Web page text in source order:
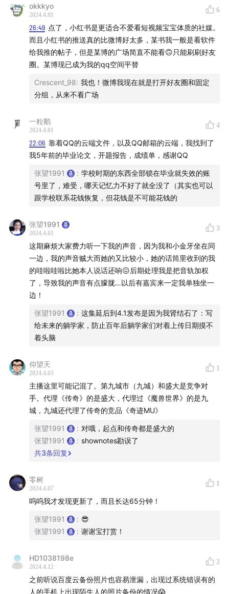
道德问题。我们仨会如何选择处理自己的数字遗产？感兴
趣的话就听下去吧～
从聊天室、在线论坛到人人网：那些承载着我们记
忆的网站终将一一逝去
经典论坛模版之一Discuz!
早期网游的页面可能很简陋，但玩家的想象力是无
*老张勘误自己：第一个3D网游是95年的Meridian 59，
而99年的无尽的任务/EQ和00年的梦幻之星OL/PSO也算
是取得了一定主流成功的3D多边形网游，但04年的魔兽
世界/WOW无疑是这个品类中里程碑意义的一作。
okkkyo
2024.4.01
6
26:49 点了，小红书是更适合不爱看短视频宝宝体质的社媒。
而且小红书的推送真的比微博好太多，某书我一般是看软件
给我推的帖子，但是某博的广场简直不能看🙃只能刷刷好友
圈。某博现已成为我的qq空间平替
Crescent_98: 我也！微博我现在就是打开好友圈和固定
分组，从来不看广场
一粒鹅
2024.4.01
4
22:06 靠着QQ的云端文件，以及QQ邮箱的云端，我找到了
我5年前的毕业论文，开题报告，成绩单，感谢QQ
张望1991 : 学校时期的东西全部锁在毕业就失效的账
号里了，难受，哪天记忆力不好了就全没了（其实也可以
跟学校联系花钱恢复，但花钱是不可能花钱的
张望1991
2024.4.01
3
这期麻烦大家费力听一下我的声音，因为我和小金牙坐在同
一边，我的声音贼大而她的又比较小，她的话筒里收到的我
的哇啦哇啦比她本人说话还响😖后期处理我是把音轨加权
了，导致我的声音有点朦胧…以后有嘉宾来一定我单独坐一
边！
张望1991 : 这集延后到4.1发布是因为我肾结石了：写
给未来的躺学家，防止百年后躺学家们对着上传日期摸不
着头脑
仰望天
2024.4.03
1
主播这里可能记混了。第九城市（九城）和盛大是竞争对
手。代理《传奇》的是盛大，代理过《魔兽世界》的是九
城，九城还代理了传奇的竞品《奇迹MU》
张望1991 : 对哦，起点和传奇都是盛大的
张望1991
: shownotes勘误了
共3条回复
零树
2024.4.07
1
呜呜我才发现更新了，而且长达65分钟！
张望1991 : 😎
张望1991
: 谢谢宝打赏！
HD1038198e
2024.4.12
2
之前听说百度云备份照片也容易泄漏，出现过系统错误有的
人的手机上出现陌生人的照片备份的情况😱